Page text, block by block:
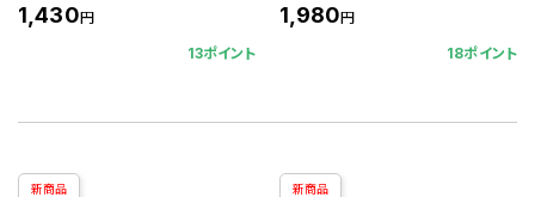
1,430円
13ポイント
1,980円
18ポイント
新商品 新商品